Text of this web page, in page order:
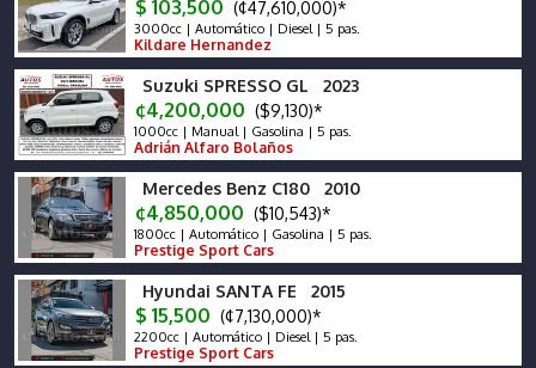
$ 103,500 (¢47,610,000)*
3000cc | Automático | Diesel | 5 pas.
Kildare Hernandez
Suzuki SPRESSO GL 2023
¢4,200,000 ($9,130)*
1000cc | Manual | Gasolina | 5 pas.
Adrián Alfaro Bolaños
Mercedes Benz C180 2010
¢4,850,000 ($10,543)*
1800cc | Automático | Gasolina | 5 pas.
Prestige Sport Cars
Hyundai SANTA FE 2015
$ 15,500 (¢7,130,000)*
2200cc | Automático | Diesel | 5 pas.
Prestige Sport Cars